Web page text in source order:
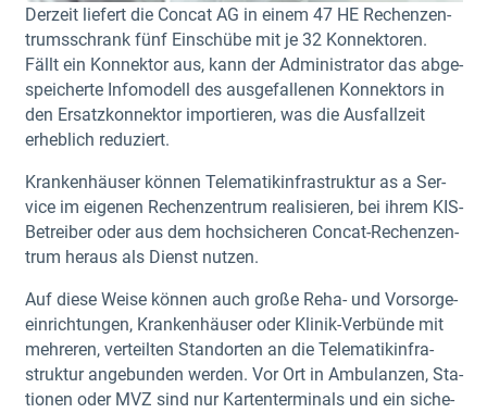
Der­zeit lie­fert die Con­cat AG in einem 47 HE Rechen­zen­
trums­schrank fünf Ein­schü­be mit je 32 Kon­nek­to­ren.
Fällt ein Kon­nek­tor aus, kann der Admi­nis­tra­tor das abge­
spei­cher­te Info­mo­dell des aus­ge­fal­le­nen Kon­nek­tors in
den Ersatz­kon­nek­tor impor­tie­ren, was die Aus­fall­zeit
erheb­lich reduziert.
Kran­ken­häu­ser kön­nen Tele­ma­tik­in­fra­struk­tur as a Ser­
vice im eige­nen Rechen­zen­trum rea­li­sie­ren, bei ihrem KIS-
Betrei­ber oder aus dem hoch­si­che­ren Con­cat-Rechen­zen­
trum her­aus als Dienst nutzen.
Auf die­se Wei­se kön­nen auch gro­ße Reha- und Vor­sor­ge­
ein­rich­tun­gen, Kran­ken­häu­ser oder Kli­nik-Ver­bün­de mit
meh­re­ren, ver­teil­ten Stand­or­ten an die Tele­ma­tik­in­fra­
struk­tur ange­bun­den wer­den. Vor Ort in Ambu­lan­zen, Sta­
tio­nen oder MVZ sind nur Kar­ten­ter­mi­nals und ein siche­